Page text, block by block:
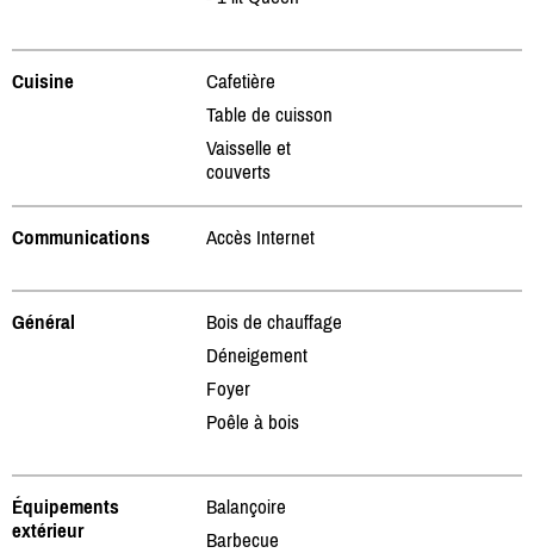
Cuisine
Cafetière
Table de cuisson
Vaisselle et
couverts
Communications Accès Internet
Général
Bois de chauffage
Déneigement
Foyer
Poêle à bois
Équipements
extérieur
Balançoire
Barbecue